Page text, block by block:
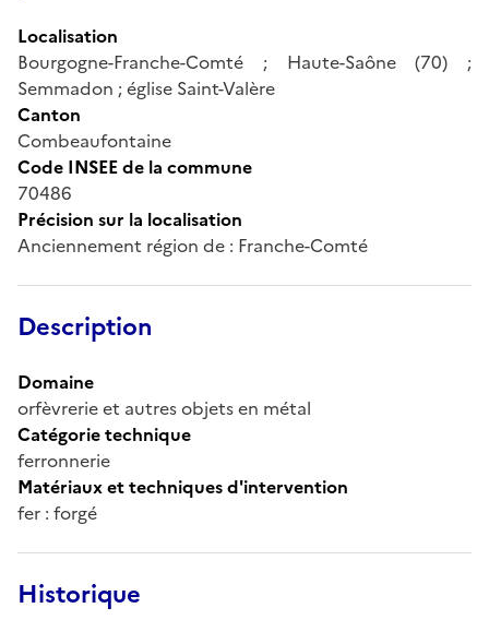
Localisation
Bourgogne-Franche-Comté ; Haute-Saône (70) ;
Semmadon ; église Saint-Valère
Canton
Combeaufontaine
Code INSEE de la commune
70486
Précision sur la localisation
Anciennement région de : Franche-Comté
Description
Domaine
orfèvrerie et autres objets en métal
Catégorie technique
ferronnerie
Matériaux et techniques d'intervention
fer : forgé
Historique